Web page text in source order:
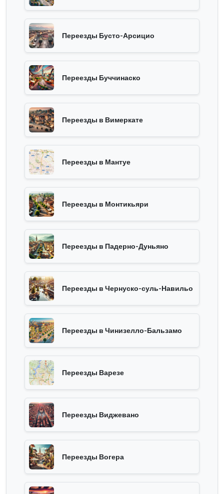
Переезды Бусто-Арсицио
Переезды Буччинаско
Переезды в Вимеркате
Переезды в Мантуе
Переезды в Монтикьяри
Переезды в Падерно-Дуньяно
Переезды в Чернуско-суль-Навильо
Переезды в Чинизелло-Бальзамо
Переезды Варезе
Переезды Виджевано
Переезды Вогера